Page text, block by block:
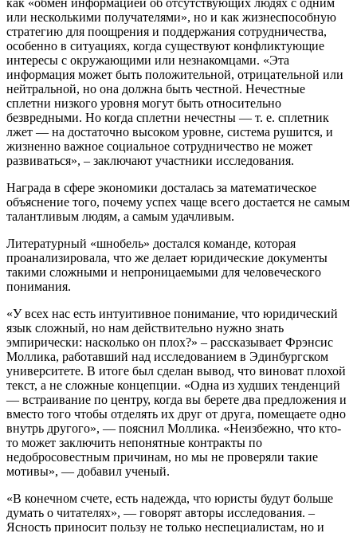
или несколькими получателями», но и как жизнеспособную
стратегию для поощрения и поддержания сотрудничества,
особенно в ситуациях, когда существуют конфликтующие
интересы с окружающими или незнакомцами. «Эта
информация может быть положительной, отрицательной или
нейтральной, но она должна быть честной. Нечестные
сплетни низкого уровня могут быть относительно
безвредными. Но когда сплетни нечестны — т. е. сплетник
лжет — на достаточно высоком уровне, система рушится, и
жизненно важное социальное сотрудничество не может
развиваться», – заключают участники исследования.
Награда в сфере экономики досталась за математическое
объяснение того, почему успех чаще всего достается не самым
талантливым людям, а самым удачливым.
Литературный «шнобель» достался команде, которая
проанализировала, что же делает юридические документы
такими сложными и непроницаемыми для человеческого
понимания.
«У всех нас есть интуитивное понимание, что юридический
язык сложный, но нам действительно нужно знать
эмпирически: насколько он плох?» – рассказывает Фрэнсис
Моллика, работавший над исследованием в Эдинбургском
университете. В итоге был сделан вывод, что виноват плохой
текст, а не сложные концепции. «Одна из худших тенденций
— встраивание по центру, когда вы берете два предложения и
вместо того чтобы отделять их друг от друга, помещаете одно
внутрь другого», — пояснил Моллика. «Неизбежно, что кто-
то может заключить непонятные контракты по
недобросовестным причинам, но мы не проверяли такие
мотивы», — добавил ученый.
«В конечном счете, есть надежда, что юристы будут больше
думать о читателях», — говорят авторы исследования. –
Ясность приносит пользу не только неспециалистам, но и